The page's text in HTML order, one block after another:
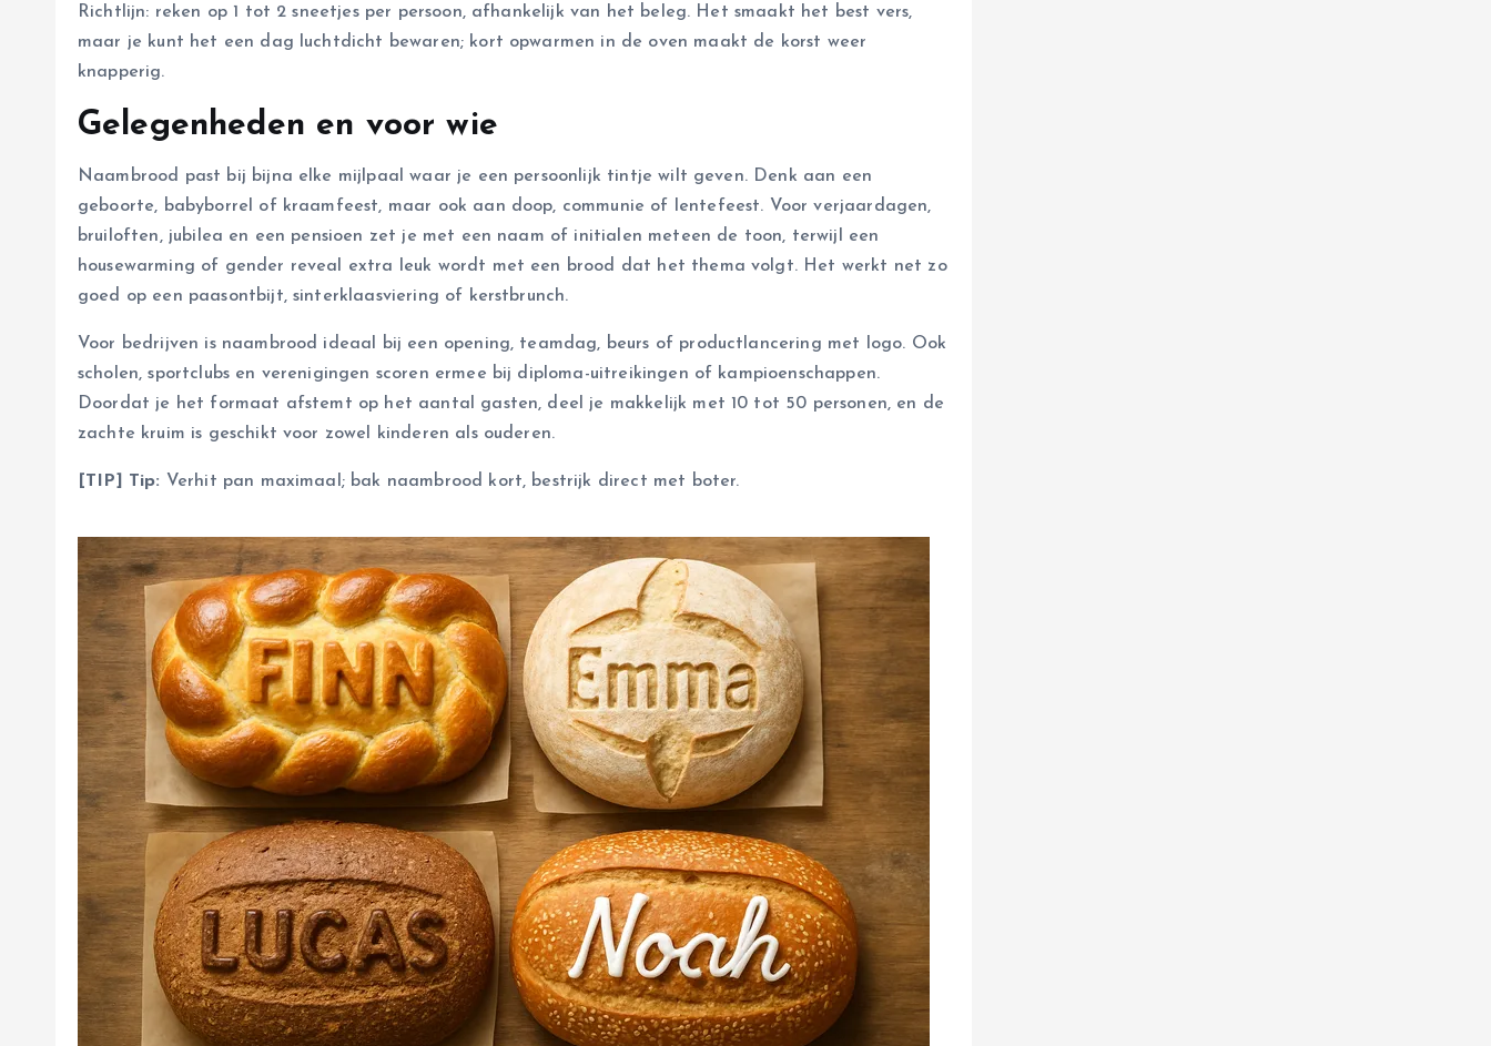
Richtlijn: reken op 1 tot 2 sneetjes per persoon, afhankelijk van het beleg. Het smaakt het best vers,
maar je kunt het een dag luchtdicht bewaren; kort opwarmen in de oven maakt de korst weer
knapperig.
Gelegenheden en voor wie
Naambrood past bij bijna elke mijlpaal waar je een persoonlijk tintje wilt geven. Denk aan een
geboorte, babyborrel of kraamfeest, maar ook aan doop, communie of lentefeest. Voor verjaardagen,
bruiloften, jubilea en een pensioen zet je met een naam of initialen meteen de toon, terwijl een
housewarming of gender reveal extra leuk wordt met een brood dat het thema volgt. Het werkt net zo
goed op een paasontbijt, sinterklaasviering of kerstbrunch.
Voor bedrijven is naambrood ideaal bij een opening, teamdag, beurs of productlancering met logo. Ook
scholen, sportclubs en verenigingen scoren ermee bij diploma-uitreikingen of kampioenschappen.
Doordat je het formaat afstemt op het aantal gasten, deel je makkelijk met 10 tot 50 personen, en de
zachte kruim is geschikt voor zowel kinderen als ouderen.
[TIP] Tip: Verhit pan maximaal; bak naambrood kort, bestrijk direct met boter.